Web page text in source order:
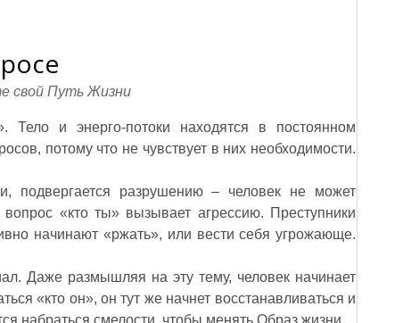
свой Путь Жизни
Тело и энерго-потоки находятся в постоянном
потому что не чувствует в них необходимости.
подвергается разрушению – человек не может
«кто ты» вызывает агрессию. Преступники
начинают «ржать», или вести себя угрожающе.
Даже размышляя на эту тему, человек начинает
«кто он», он тут же начнет восстанавливаться и
набраться смелости, чтобы менять Образ жизни.